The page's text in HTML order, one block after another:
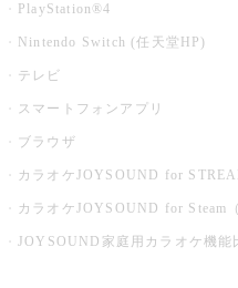
PlayStation®4
Nintendo Switch (任天堂HP)
テレビ
スマートフォンアプリ
ブラウザ
カラオケJOYSOUND for
カラオケJOYSOUND for Steam
JOYSOUND家庭用カラオケ機能